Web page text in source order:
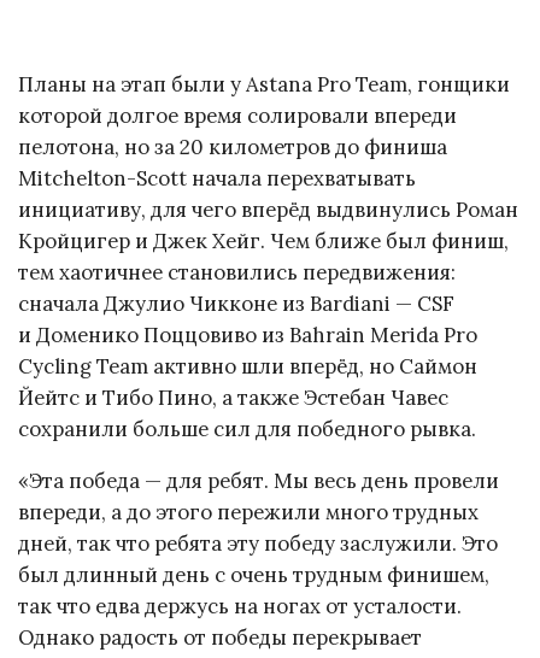
Планы на этап были у Astana Pro Team, гонщики
которой долгое время солировали впереди
пелотона, но за 20 километров до финиша
Mitchelton-Scott начала перехватывать
инициативу, для чего вперёд выдвинулись Роман
Кройцигер и Джек Хейг. Чем ближе был финиш,
тем хаотичнее становились передвижения:
сначала Джулио Чикконе из Bardiani — CSF
и Доменико Поццовиво из Bahrain Merida Pro
Cycling Team активно шли вперёд, но Саймон
Йейтс и Тибо Пино, а также Эстебан Чавес
сохранили больше сил для победного рывка.
«Эта победа — для ребят. Мы весь день провели
впереди, а до этого пережили много трудных
дней, так что ребята эту победу заслужили. Это
был длинный день с очень трудным финишем,
так что едва держусь на ногах от усталости.
Однако радость от победы перекрывает